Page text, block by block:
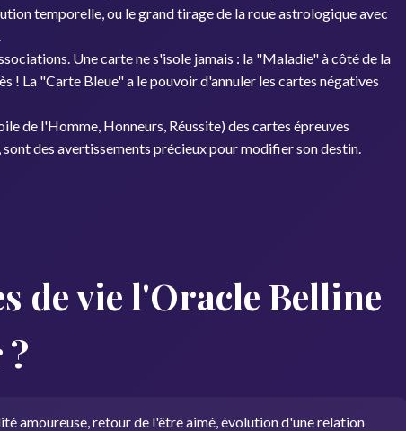
temporelle, ou le grand tirage de la roue astrologique avec
Une carte ne s'isole jamais : la "Maladie" à côté de la
! La "Carte Bleue" a le pouvoir d'annuler les cartes négatives
de l'Homme, Honneurs, Réussite) des cartes épreuves
des avertissements précieux pour modifier son destin.
de vie l'Oracle Belline
amoureuse, retour de l'être aimé, évolution d'une relation